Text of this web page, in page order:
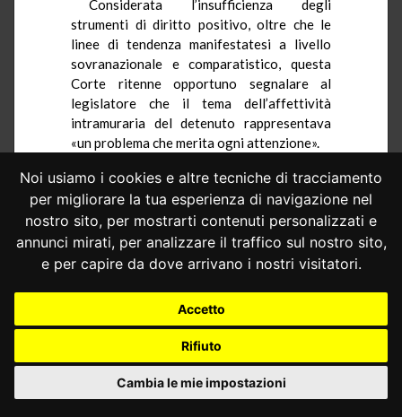
Noi usiamo i cookies e altre tecniche di tracciamento
per migliorare la tua esperienza di navigazione nel
nostro sito, per mostrarti contenuti personalizzati e
annunci mirati, per analizzare il traffico sul nostro sito,
e per capire da dove arrivano i nostri visitatori.
Accetto
Rifiuto
Cambia le mie impostazioni
Considerata l’insufficienza degli
strumenti di diritto positivo, oltre che le
linee di tendenza manifestatesi a livello
sovranazionale e comparatistico, questa
Corte ritenne opportuno segnalare al
legislatore che il tema dell’affettività
intramuraria del detenuto rappresentava
«un problema che merita ogni attenzione».
2.3.– Nel tempo trascorso dalla
pubblicazione della
sentenza n. 301 del
2012
, l’ordinamento penitenziario ha
registrato significative innovazioni, che
delineano oggi un quadro normativo ben
differente da quello di allora.
specifica circa le relazioni qualificate della
persona detenuta, meritevoli e bisognose di
“dentro le mura”, quindi proprio sull’aspetto
particolare che aveva indotto questa Corte